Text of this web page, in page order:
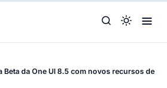
Beta da One UI 8.5 com novos recursos de